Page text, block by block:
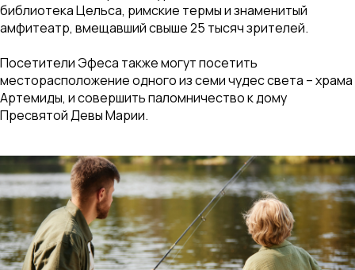
библиотека Цельса, римские термы и знаменитый
амфитеатр, вмещавший свыше 25 тысяч зрителей.
Посетители Эфеса также могут посетить
месторасположение одного из семи чудес света – храма
Артемиды, и совершить паломничество к дому
Пресвятой Девы Марии.